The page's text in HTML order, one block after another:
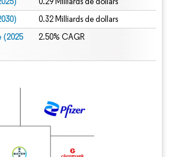
0.32 Milliards de dollars
(2025
2.50% CAGR
La réutilisation nécessite une attribution sous CC